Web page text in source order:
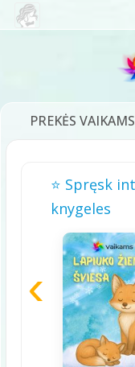
PREKĖS VAIKAMS
DĖLIONĖS
TĖVAMS
⭐ Spręsk
knygeles